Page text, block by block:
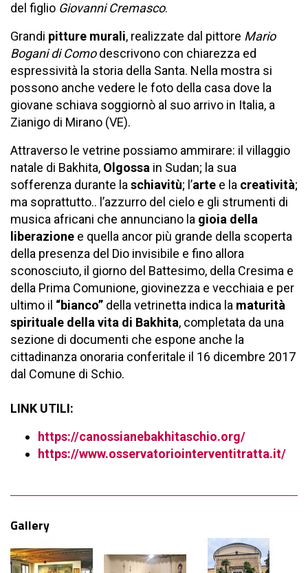
del figlio Giovanni Cremasco.
Grandi pitture murali, realizzate dal pittore Mario
Bogani di Comodescrivono con chiarezza ed
espressività la storia della Santa. Nella mostra si
possono anche vedere le foto della casa dove la
giovane schiava soggiornò al suo arrivo in Italia, a
Zianigo di Mirano (VE).
Attraverso le vetrine possiamo ammirare: il villaggio
natale di Bakhita, Olgossa in Sudan; la sua
sofferenza durante la schiavitù; l’arte e la creatività;
ma soprattutto.. l’azzurro del cielo e gli strumenti di
musica africani che annunciano la gioia della
liberazione e quella ancor più grande della scoperta
della presenza del Dio invisibile e fino allora
sconosciuto, il giorno del Battesimo, della Cresima e
della Prima Comunione, giovinezza e vecchiaia e per
ultimo il “bianco” della vetrinetta indica la maturità
spirituale della vita di Bakhita, completata da una
sezione di documenti che espone anche la
cittadinanza onoraria conferitale il 16 dicembre 2017
dal Comune di Schio.
LINK UTILI:
https://canossianebakhitaschio.org/
https://www.osservatoriointerventitratta.it/
Gallery